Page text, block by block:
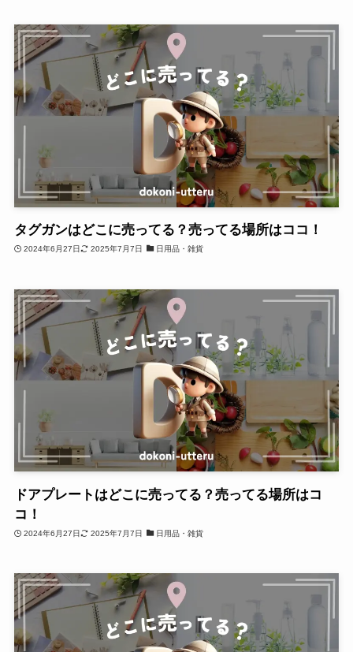
タグガンはどこに売ってる？売ってる場所はココ！
2024年6月27日 2025年7月7日 日用品・雑貨
ドアプレートはどこに売ってる？売ってる場所はコ
コ！
2024年6月27日 2025年7月7日 日用品・雑貨